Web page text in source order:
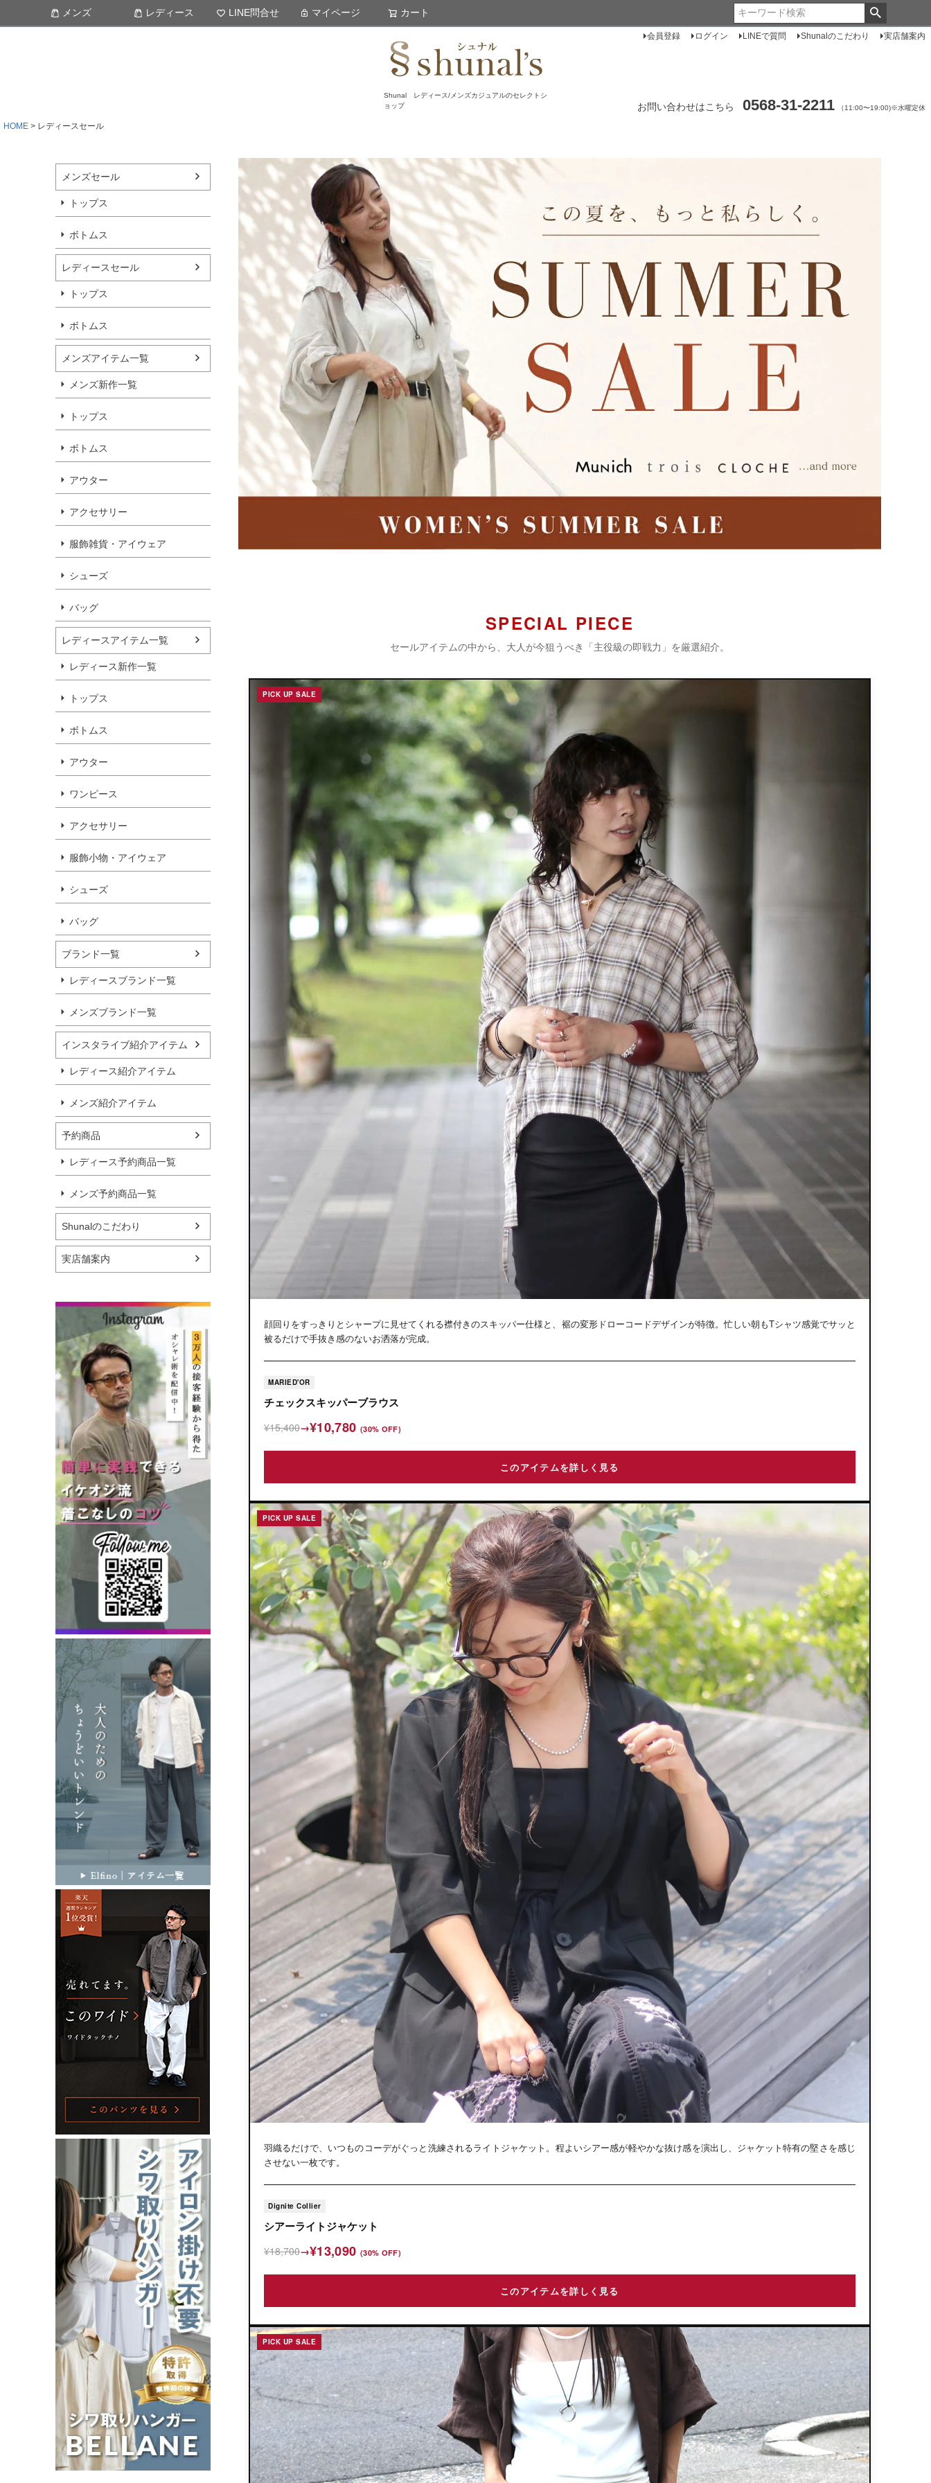
Shunal レディース/メンズカジュアルのセレクトシ
ョップ
会員登録 ログイン LINEで質問 Shunalのこだわり 実店舗案内
お問い合わせはこちら 0568-31-2211 （11:00〜19:00)※水曜定休
メンズ レディース LINE問合せ マイページ カート
HOME レディースセール
メンズセール
トップス
ボトムス
レディースセール
トップス
ボトムス
メンズアイテム一覧
メンズ新作一覧
トップス
ボトムス
アウター
アクセサリー
服飾雑貨・アイウェア
シューズ
バッグ
レディースアイテム一覧
レディース新作一覧
トップス
ボトムス
アウター
ワンピース
アクセサリー
服飾小物・アイウェア
シューズ
バッグ
ブランド一覧
レディースブランド一覧
メンズブランド一覧
インスタライブ紹介アイテム
レディース紹介アイテム
メンズ紹介アイテム
予約商品
レディース予約商品一覧
メンズ予約商品一覧
Shunalのこだわり
実店舗案内
SPECIAL PIECE
セールアイテムの中から、大人が今狙うべき「主役級の即戦力」を厳選紹介。
PICK UP SALE
顔回りをすっきりとシャープに見せてくれる襟付きのスキッパー仕様と、裾の変形ドローコードデザインが特徴。忙しい朝もTシャツ感覚でサッと
被るだけで手抜き感のないお洒落が完成。
MARIED'OR
チェックスキッパーブラウス
¥15,400→¥10,780 (30% OFF)
このアイテムを詳しく見る
PICK UP SALE
羽織るだけで、いつものコーデがぐっと洗練されるライトジャケット。程よいシアー感が軽やかな抜け感を演出し、ジャケット特有の堅さを感じ
させない一枚です。
Dignite Collier
シアーライトジャケット
¥18,700→¥13,090 (30% OFF)
このアイテムを詳しく見る
PICK UP SALE